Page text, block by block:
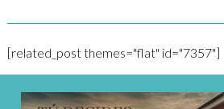
[related_post themes="flat" id="7357"]